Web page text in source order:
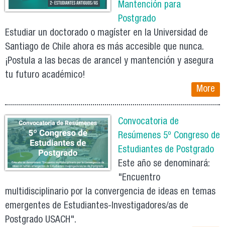
Mantención para
Postgrado
Estudiar un doctorado o magíster en la Universidad de
Santiago de Chile ahora es más accesible que nunca.
¡Postula a las becas de arancel y mantención y asegura
tu futuro académico!
More
Convocatoria de
Resúmenes 5º Congreso de
Estudiantes de Postgrado
Este año se denominará:
"Encuentro
multidisciplinario por la convergencia de ideas en temas
emergentes de Estudiantes-Investigadores/as de
Postgrado USACH".